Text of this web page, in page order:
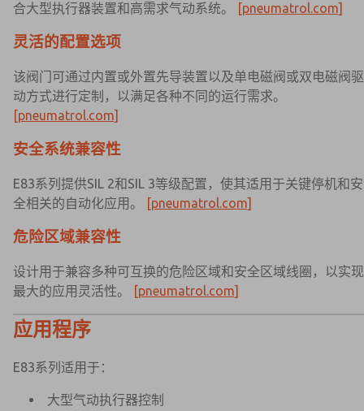
合大型执行器装置和高需求气动系统。
[pneumatrol.com]
灵活的配置选项
该阀门可通过内置或外置先导装置以及单电磁阀或双电磁阀驱
动方式进行定制，以满足各种不同的运行需求。
[pneumatrol.com]
安全系统兼容性
E83系列提供SIL 2和SIL 3等级配置，使其适用于关键停机和安
全相关的自动化应用。
[pneumatrol.com]
危险区域兼容性
设计用于兼容多种可互换的危险区域和安全区域线圈，以实现
最大的应用灵活性。
[pneumatrol.com]
应用程序
E83系列适用于：
大型气动执行器控制